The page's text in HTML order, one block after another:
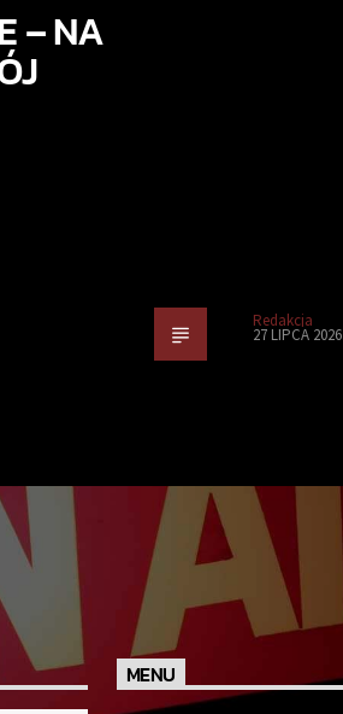
– NA
Redakcja
27 LIPCA 2026
MENU